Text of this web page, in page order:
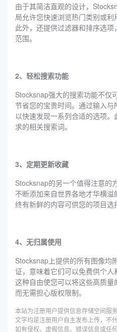
由于其简洁直观的设计，
局允许您快速浏览热门类别或利
此外，还提供过滤器和排序选
范围。
2、轻松搜索功能
Stocksnap强大的搜索功能不仅
节省您的宝贵时间。通过输入
以快速发现一系列合适的选项
求的相关搜索词。
3、定期更新收藏
Stocksnap的另一个值得注意的
不断添加来自世界各地才华横
终有新鲜的内容可供您的项目选
4、无归属使用
Stocksnap上提供的所有图像均
证，意味着它们可以免费供个人
这种自由使您可以将这些高质量
而无需担心版权限制。
本站为注册用户提供信息存储空间服
文字均是注册用户自主发布上传，不
如有侵权、虚假信息、错误信息或任